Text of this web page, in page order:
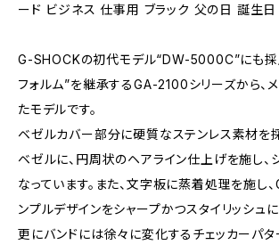
ード ビジネス 仕事用 ブラック 父の日 誕生日
G-SHOCKの初代モデル“DW-5000C”にも採
フォルム”を継承するGA-2100シリーズから、
たモデルです。
ベゼルカバー部分に硬質なステンレス素材を
ベゼルに、円周状のヘアライン仕上げを施し、
なっています。また、文字板に蒸着処理を施し
ンプルデザインをシャープかつスタイリッシュ
更にバンドには徐々に変化するチェッカーパタ